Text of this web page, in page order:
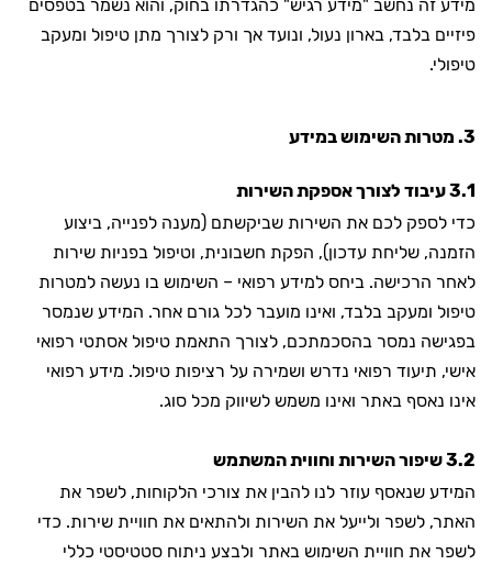
מידע זה נחשב "מידע רגיש" כהגדרתו בחוק, והוא נשמר בטפסים
פיזיים בלבד, בארון נעול, ונועד אך ורק לצורך מתן טיפול ומעקב
טיפולי.
3. מטרות השימוש במידע
3.1 עיבוד לצורך אספקת השירות
כדי לספק לכם את השירות שביקשתם (מענה לפנייה, ביצוע
הזמנה, שליחת עדכון), הפקת חשבונית, וטיפול בפניות שירות
לאחר הרכישה. ביחס למידע רפואי – השימוש בו נעשה למטרות
טיפול ומעקב בלבד, ואינו מועבר לכל גורם אחר. המידע שנמסר
בפגישה נמסר בהסכמתכם, לצורך התאמת טיפול אסתטי רפואי
אישי, תיעוד רפואי נדרש ושמירה על רציפות טיפול. מידע רפואי
אינו נאסף באתר ואינו משמש לשיווק מכל סוג.
3.2 שיפור השירות וחווית המשתמש
המידע שנאסף עוזר לנו להבין את צורכי הלקוחות, לשפר את
האתר, לשפר ולייעל את השירות ולהתאים את חוויית שירות. כדי
לשפר את חוויית השימוש באתר ולבצע ניתוח סטטיסטי כללי